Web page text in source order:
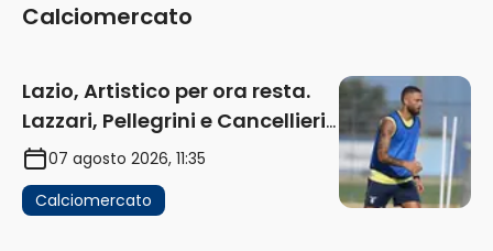
Calciomercato
Lazio, Artistico per ora resta.
Lazzari, Pellegrini e Cancellieri
in uscita
07 agosto 2026, 11:35
Calciomercato